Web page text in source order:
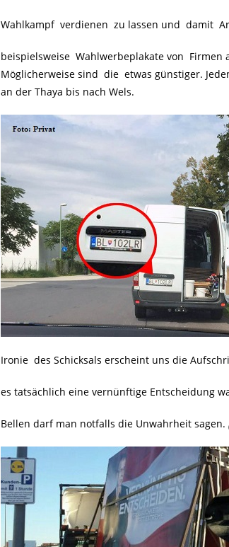
Wahlkampf verdienen zu lassen und damit
beispielsweise Wahlwerbeplakate von Firmen
Möglicherweise sind die etwas günstiger.
an der Thaya bis nach Wels.
Ironie des Schicksals erscheint uns die
es tatsächlich eine vernünftige Entscheidung
Bellen darf man notfalls die Unwahrheit sagen.